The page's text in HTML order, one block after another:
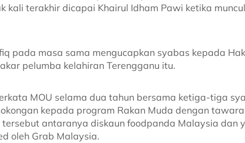
kali terakhir dicapai Khairul Idham Pawi ketika
pada masa sama mengucapkan syabas kepada
pelumba kelahiran Terengganu itu.
MOU selama dua tahun bersama ketiga-tiga
kepada program Rakan Muda dengan
antaranya diskaun foodpanda Malaysia dan
oleh Grab Malaysia.